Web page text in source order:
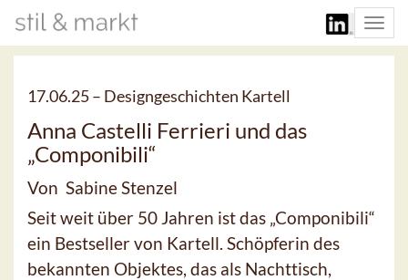
17.06.25 – Designgeschichten Kartell
Anna Castelli Ferrieri und das
„Componibili“
Von Sabine Stenzel
Seit weit über 50 Jahren ist das „Componibili“
ein Bestseller von Kartell. Schöpferin des
bekannten Objektes, das als Nachttisch,